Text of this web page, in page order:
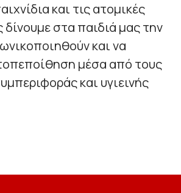
και τις ατομικές
στα παιδιά μας την
και να
μέσα από τους
και υγιεινής